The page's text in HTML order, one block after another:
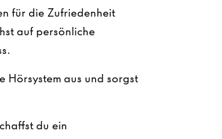
für die Zufriedenheit
auf persönliche
Hörsystem aus und sorgst
du ein